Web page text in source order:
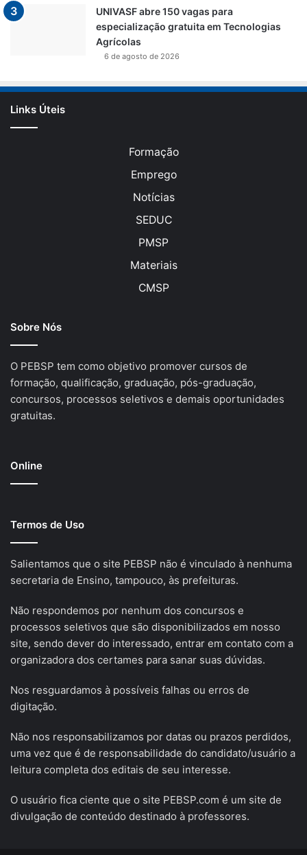
UNIVASF abre 150 vagas para
especialização gratuita em Tecnologias
Agrícolas
6 de agosto de 2026
Links Úteis
Formação
Emprego
Notícias
SEDUC
PMSP
Materiais
CMSP
Sobre Nós
O PEBSP tem como objetivo promover cursos de
formação, qualificação, graduação, pós-graduação,
concursos, processos seletivos e demais oportunidades
gratuitas.
Online
Termos de Uso
Salientamos que o site PEBSP não é vinculado à nenhuma
secretaria de Ensino, tampouco, às prefeituras.
Não respondemos por nenhum dos concursos e
processos seletivos que são disponibilizados em nosso
site, sendo dever do interessado, entrar em contato com a
organizadora dos certames para sanar suas dúvidas.
Nos resguardamos à possíveis falhas ou erros de
digitação.
Não nos responsabilizamos por datas ou prazos perdidos,
uma vez que é de responsabilidade do candidato/usuário a
leitura completa dos editais de seu interesse.
O usuário fica ciente que o site PEBSP.com é um site de
divulgação de conteúdo destinado à professores.